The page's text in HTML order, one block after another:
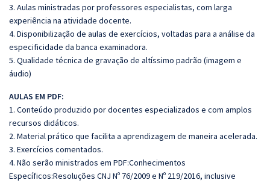
3. Aulas ministradas por professores especialistas, com larga
experiência na atividade docente.
4. Disponibilização de aulas de exercícios, voltadas para a análise da
especificidade da banca examinadora.
5. Qualidade técnica de gravação de altíssimo padrão (imagem e
áudio)
AULAS EM PDF:
1. Conteúdo produzido por docentes especializados e com amplos
recursos didáticos.
2. Material prático que facilita a aprendizagem de maneira acelerada.
3. Exercícios comentados.
4. Não serão ministrados em PDF:Conhecimentos
Específicos:Resoluções CNJ Nº 76/2009 e Nº 219/2016, inclusive